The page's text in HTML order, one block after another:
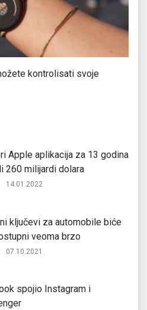
kontrolisati svoje
Apple aplikacija za 13 godina
260 milijardi dolara
14.01.2022.
ključevi za automobile biće
veoma brzo
07.10.2021.
spojio Instagram i